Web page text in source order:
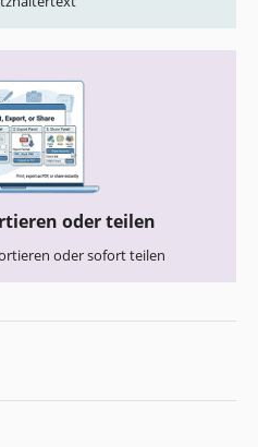
oder teilen
oder sofort teilen